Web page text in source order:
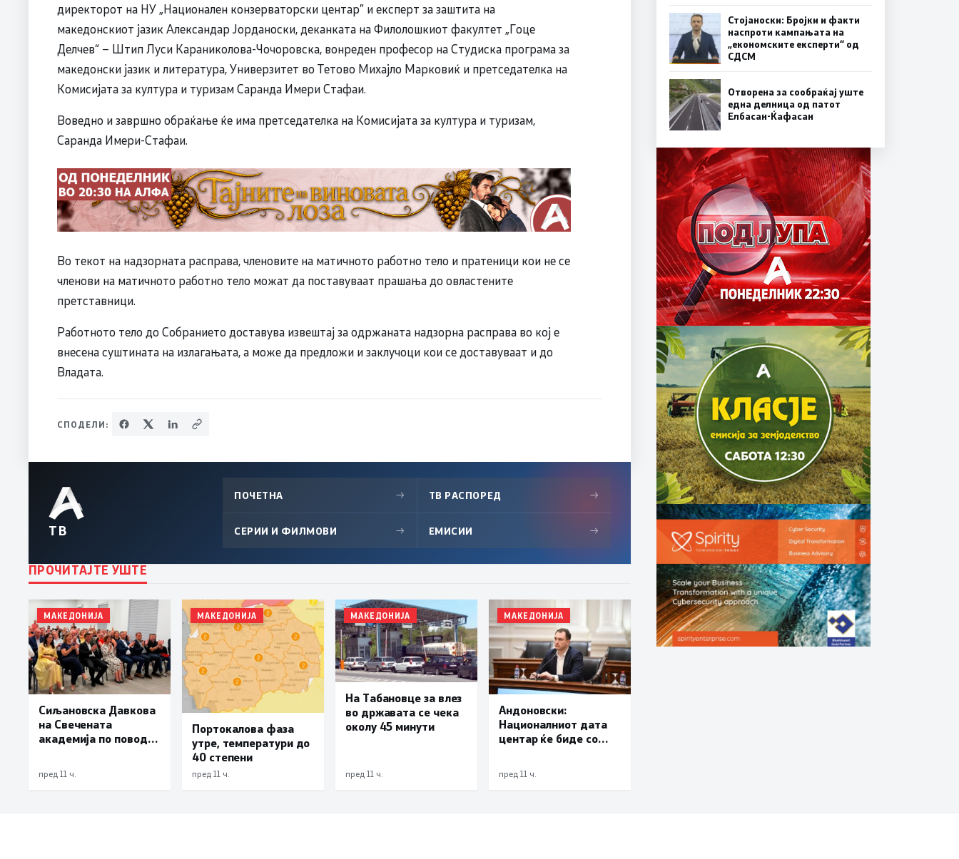
директорот на НУ „Национален конзерваторски центар” и експерт за заштита на
македонскиот јазик Александар Јорданоски, деканката на Филолошкиот факултет „Гоце
Делчев“ – Штип Луси Караниколова-Чочоровска, вонреден професор на Студиска програма за
македонски јазик и литература, Универзитет во Тетово Михајло Марковиќ и претседателка на
Комисијата за култура и туризам Саранда Имери Стафаи.
Воведно и завршно обраќање ќе има претседателка на Комисијата за култура и туризам,
Саранда Имери-Стафаи.
Во текот на надзорната расправа, членовите на матичното работно тело и пратеници кои не се
членови на матичното работно тело можат да поставуваат прашања до овластените
претставници.
Работното тело до Собранието доставува извештај за одржаната надзорна расправа во кој е
внесена суштината на излагањата, а може да предложи и заклучоци кои се доставуваат и до
Владата.
СПОДЕЛИ:
ТВ
ПОЧЕТНА → ТВ РАСПОРЕД →
СЕРИИ И ФИЛМОВИ → ЕМИСИИ →
ПРОЧИТАЈТЕ УШТЕ
МАКЕДОНИЈА
Сиљановска Давкова
на Свечената
академија по повод
пред 11 ч.
МАКЕДОНИЈА
Портокалова фаза
утре, температури до
40 степени
пред 11 ч.
МАКЕДОНИЈА
На Табановце за влез
во државата се чека
околу 45 минути
пред 11 ч.
МАКЕДОНИЈА
Андоновски:
Националниот дата
центар ќе биде со
исклучиво за
пред 11 ч.
Стојаноски: Бројки и факти
наспроти кампањата на
„економските експерти“ од
СДСM
Отворена за сообраќај уште
една делница од патот
Елбасан-Ќафасан